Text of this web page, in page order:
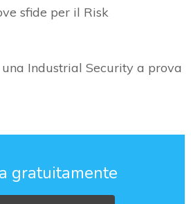
sfide per il Risk
Industrial Security a prova
gratuitamente